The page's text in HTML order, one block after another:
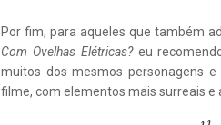
Por fim, para aqueles que também
Com Ovelhas Elétricas?eu
muitos dos mesmos personagens
filme, com elementos mais surreais